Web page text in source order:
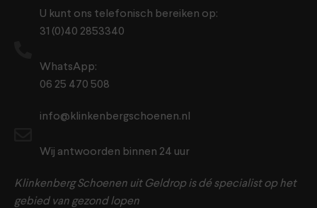
U kunt ons telefonisch bereiken op:
31 (0)40 2853340
WhatsApp:
06 25 470 508
info@klinkenbergschoenen.nl
Wij antwoorden binnen 24 uur
Klinkenberg Schoenen uit Geldrop is dé specialist op het
gebied van gezond lopen